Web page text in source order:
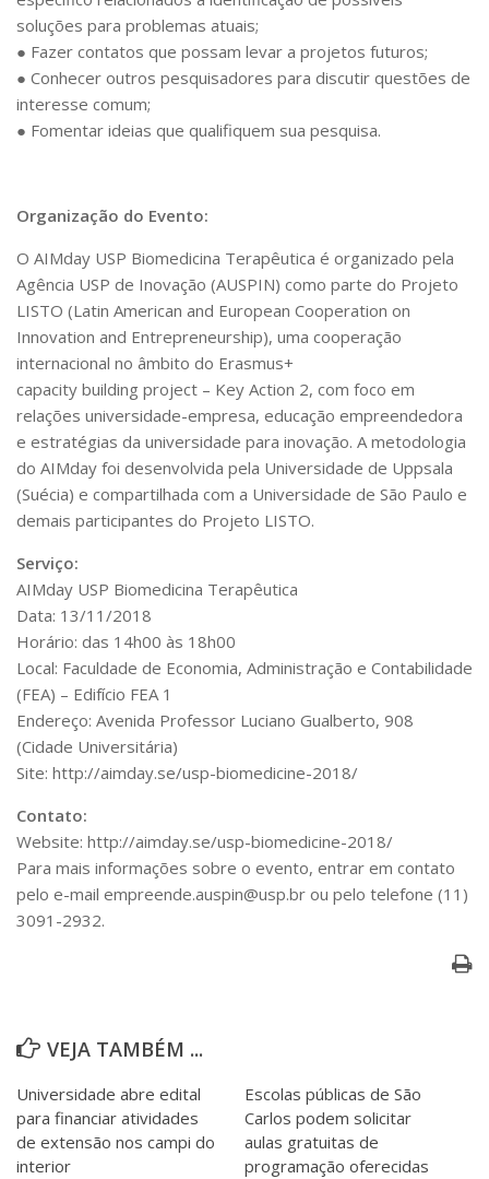
soluções para problemas atuais;
● Fazer contatos que possam levar a projetos futuros;
● Conhecer outros pesquisadores para discutir questões de
interesse comum;
● Fomentar ideias que qualifiquem sua pesquisa.
Organização do Evento:
O AIMday USP Biomedicina Terapêutica é organizado pela
Agência USP de Inovação (AUSPIN) como parte do Projeto
LISTO (Latin American and European Cooperation on
Innovation and Entrepreneurship), uma cooperação
internacional no âmbito do Erasmus+
capacity building project – Key Action 2, com foco em
relações universidade-empresa, educação empreendedora
e estratégias da universidade para inovação. A metodologia
do AIMday foi desenvolvida pela Universidade de Uppsala
(Suécia) e compartilhada com a Universidade de São Paulo e
demais participantes do Projeto LISTO.
Serviço:
AIMday USP Biomedicina Terapêutica
Data: 13/11/2018
Horário: das 14h00 às 18h00
Local: Faculdade de Economia, Administração e Contabilidade
(FEA) – Edifício FEA 1
Endereço: Avenida Professor Luciano Gualberto, 908
(Cidade Universitária)
Site: http://aimday.se/usp-biomedicine-2018/
Contato:
Website: http://aimday.se/usp-biomedicine-2018/
Para mais informações sobre o evento, entrar em contato
pelo e-mail empreende.auspin@usp.br ou pelo telefone (11)
3091-2932.
VEJA TAMBÉM ...
Universidade abre edital
para financiar atividades
de extensão nos campi do
interior
Escolas públicas de São
Carlos podem solicitar
aulas gratuitas de
programação oferecidas